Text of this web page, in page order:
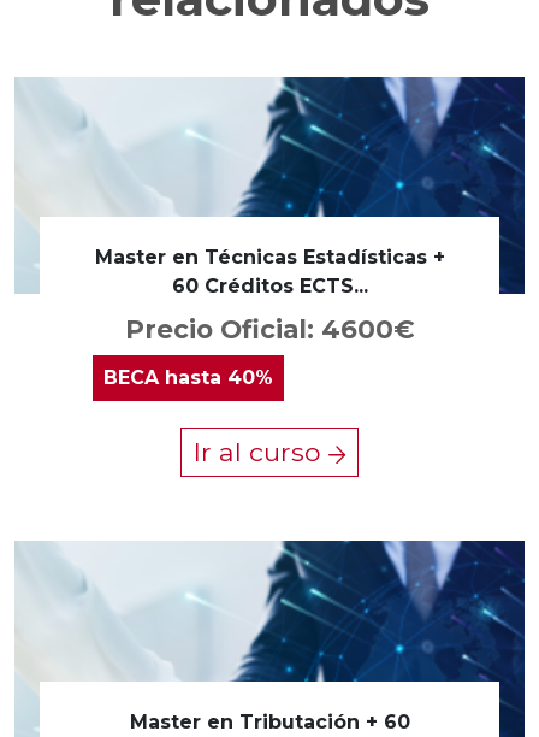
Master en Técnicas Estadísticas +
60 Créditos ECTS...
Precio Oficial: 4600€
BECAhasta 40%
Ir al curso
Master en Tributación + 60